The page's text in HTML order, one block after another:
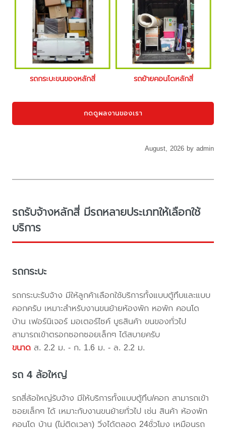
รถกระบะขนของหลักสี่ รถย้ายคอนโดหลักสี่
กดดูผลงานของเรา
August, 2026 by admin
รถรับจ้างหลักสี่ มีรถหลายประเภทให้เลือกใช้
บริการ
รถกระบะ
รถกระบะรับจ้าง มีให้ลูกค้าเลือกใช้บริการทั้งแบบตู้ทึบและแบบ
คอกครับ เหมาะสำหรับงานขนย้ายห้องพัก หอพัก คอนโด
บ้าน เฟอร์นิเจอร์ มอเตอร์ไซค์ บูธสินค้า ขนของทั่วไป
สามารถเข้าตรอกซอกซอยเล็กๆ ได้สบายครับ
ขนาด ส. 2.2 ม. - ก. 1.6 ม. - ล. 2.2 ม.
รถ 4 ล้อใหญ่
รถสี่ล้อใหญ่รับจ้าง มีให้บริการทั้งแบบตู้ทึบ/คอก สามารถเข้า
ซอยเล็กๆ ได้ เหมาะกับงานขนย้ายทั่วไป เช่น สินค้า ห้องพัก
คอนโด บ้าน (ไม่ติดเวลา) วิ่งได้ตลอด 24ชั่วโมง เหมือนรถ